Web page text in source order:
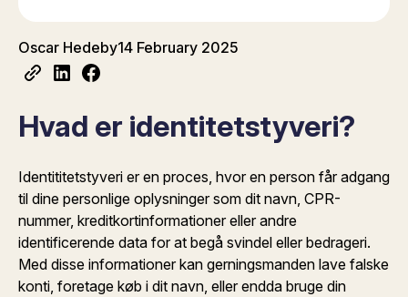
Oscar Hedeby14 February 2025
Hvad er identitetstyveri?
Identititetstyveri er en proces, hvor en person får adgang
til dine personlige oplysninger som dit navn, CPR-
nummer, kreditkortinformationer eller andre
identificerende data for at begå svindel eller bedrageri.
Med disse informationer kan gerningsmanden lave falske
konti, foretage køb i dit navn, eller endda bruge din